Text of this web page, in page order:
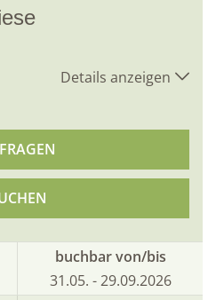
Details anzeigen
buchbar von/bis
31.05. - 29.09.2026